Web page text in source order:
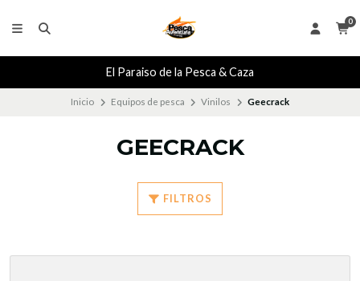
0
El Paraiso de la Pesca & Caza
Inicio Equipos de pesca Vinilos Geecrack
GEECRACK
FILTROS